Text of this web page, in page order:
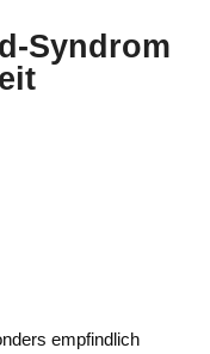
Syndrom
empfindlich